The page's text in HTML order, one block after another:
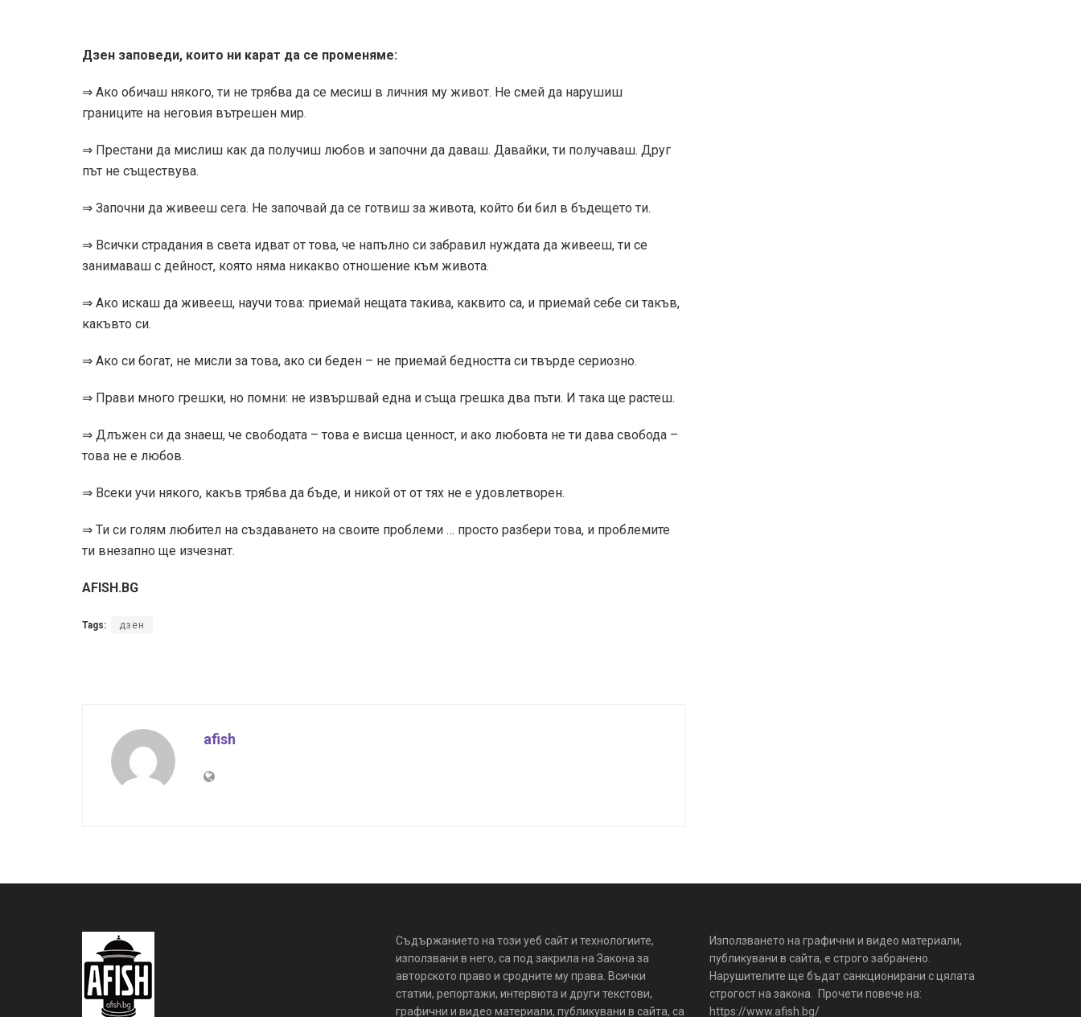
Дзен заповеди, които ни карат да се променяме:
⇒ Ако обичаш някого, ти не трябва да се месиш в личния му живот. Не смей да нарушиш
границите на неговия вътрешен мир.
⇒ Престани да мислиш как да получиш любов и започни да даваш. Давайки, ти получаваш. Друг
път не съществува.
⇒ Започни да живееш сега. Не започвай да се готвиш за живота, който би бил в бъдещето ти.
⇒ Всички страдания в света идват от това, че напълно си забравил нуждата да живееш, ти се
занимаваш с дейност, която няма никакво отношение към живота.
⇒ Ако искаш да живееш, научи това: приемай нещата такива, каквито са, и приемай себе си такъв,
какъвто си.
⇒ Ако си богат, не мисли за това, ако си беден – не приемай бедността си твърде сериозно.
⇒ Прави много грешки, но помни: не извършвай една и съща грешка два пъти. И така ще растеш.
⇒ Длъжен си да знаеш, че свободата – това е висша ценност, и ако любовта не ти дава свобода –
това не е любов.
⇒ Всеки учи някого, какъв трябва да бъде, и никой от от тях не е удовлетворен.
⇒ Ти си голям любител на създаването на своите проблеми … просто разбери това, и проблемите
ти внезапно ще изчезнат.
AFISH.BG
Tags: дзен
afish
Съдържанието на този уеб сайт и технологиите,
използвани в него, са под закрила на Закона за
авторското право и сродните му права. Всички
статии, репортажи, интервюта и други текстови,
графични и видео материали, публикувани в сайта, са
Използването на графични и видео материали,
публикувани в сайта, е строго забранено.
Нарушителите ще бъдат санкционирани с цялата
строгост на закона. Прочети повече на:
https://www.afish.bg/